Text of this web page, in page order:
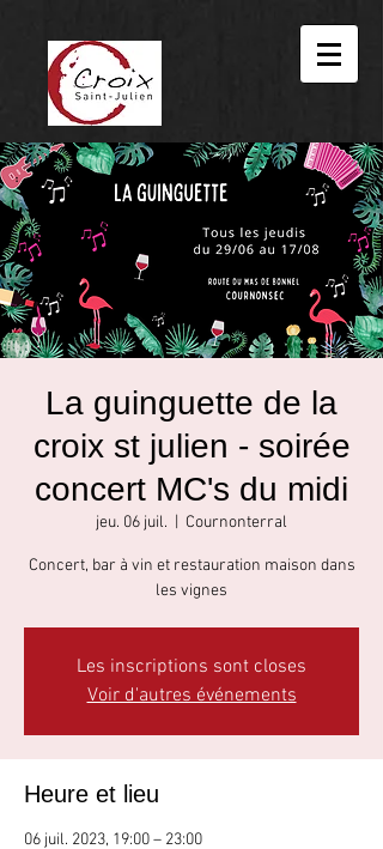
La guinguette de la
croix st julien - soirée
concert MC's du midi
jeu. 06 juil. Cournonterral
Concert, bar à vin et restauration maison dans
les vignes
Les inscriptions sont closes
Voir d'autres événements
Heure et lieu
06 juil. 2023, 19:00 – 23:00